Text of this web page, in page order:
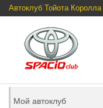
Автоклуб Тойота
Мой автоклуб